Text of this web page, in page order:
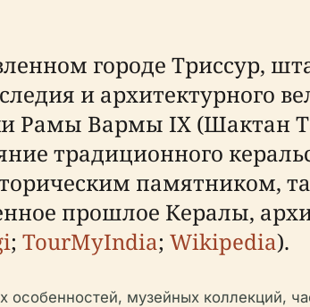
городе Триссур,
и архитектурного
Рамы Вармы IX (Шактан
традиционного
памятником,
прошлое Кералы,
; TourMyIndia; Wikipedia).
особенностей, музейных коллекций,